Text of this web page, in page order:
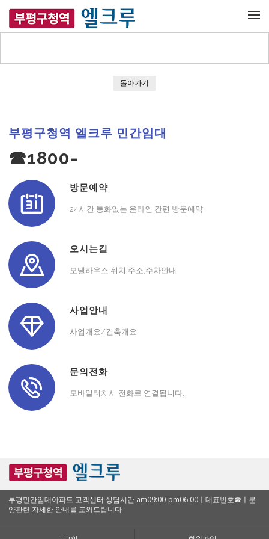
메뉴 건너뛰기
돌아가기
부평구청역 엘크루 민간임대
☎1800-
방문예약
24시간 통화없는 온라인 간편 방문예약
오시는길
모델하우스 위치,주소,주차안내
사업안내
사업개요/건축개요
문의전화
모바일터치시 전화로 연결됩니다.
부평민간임대아파트 고객센터 상담시간 am09:00-pm06:00ㅣ대표번호☎ㅣ분
양관련 자세한 안내를 도와드립니다